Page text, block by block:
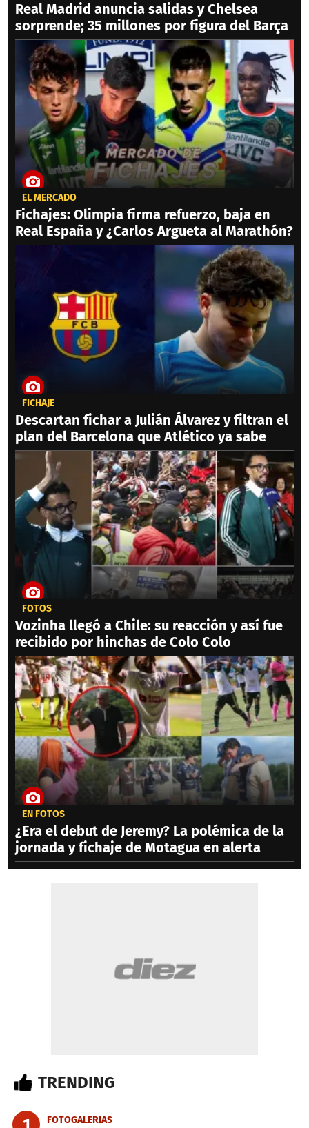
Real Madrid anuncia salidas y Chelsea
sorprende; 35 millones por figura del Barça
EL MERCADO
Fichajes: Olimpia firma refuerzo, baja en
Real España y ¿Carlos Argueta al Marathón?
FICHAJE
Descartan fichar a Julián Álvarez y filtran el
plan del Barcelona que Atlético ya sabe
FOTOS
Vozinha llegó a Chile: su reacción y así fue
recibido por hinchas de Colo Colo
EN FOTOS
¿Era el debut de Jeremy? La polémica de la
jornada y fichaje de Motagua en alerta
TRENDING
FOTOGALERIAS